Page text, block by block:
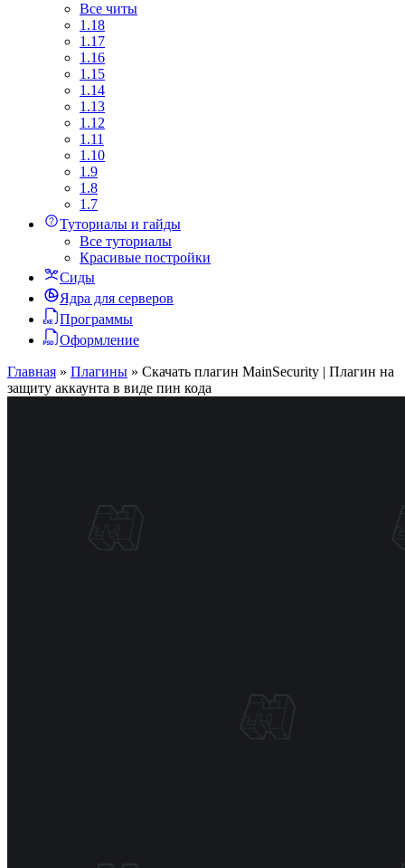
Все читы
1.18
1.17
1.16
1.15
1.14
1.13
1.12
1.11
1.10
1.9
1.8
1.7
Туториалы и гайды
Все туториалы
Красивые постройки
Сиды
Ядра для серверов
Программы
Оформление
Главная » Плагины » Скачать плагин MainSecurity | Плагин на
защиту аккаунта в виде пин кода